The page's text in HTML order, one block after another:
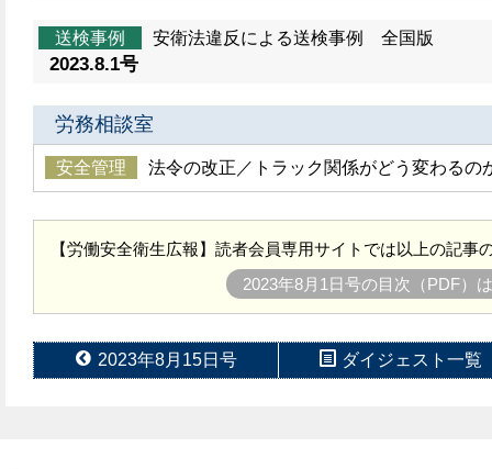
送検事例 安衛法違反による送検事例 全国版
2023.8.1号
労務相談室
安全管理 法令の改正／トラック関係がどう変わるの
【労働安全衛生広報】読者会員専用サイトでは以上の記事
2023年8月1日号の目次（PDF）
2023年8月15日号 ダイジェスト一覧